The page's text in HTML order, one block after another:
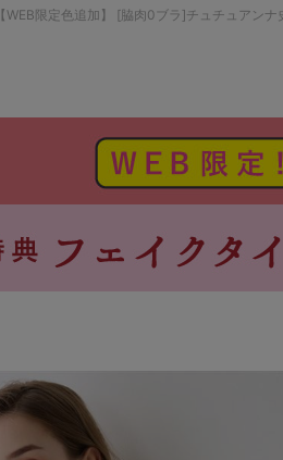
【WEB限定色追加】 [脇肉0ブラ]チュチュアン
チューブトップ 折り畳み パジャマ
ス